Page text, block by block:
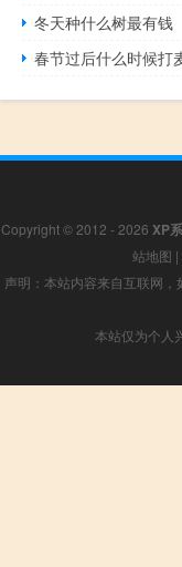
冬天种什么树最有钱
春节过后什么时候打
Copyright © 2012 - 2026 XP
站地图 |
声明：本站内容来自互联网
本站仅为个人